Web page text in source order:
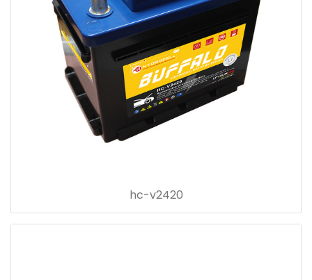
hc-v2420